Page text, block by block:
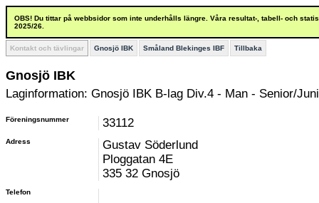
OBS! Du tittar på webbsidor som inte underhålls längre. Våra resultat-, tabell- och
2025/26.
Kontakt och tävlingar Gnosjö IBK Småland Blekinges IBF Tillbaka
Gnosjö IBK
Laginformation: Gnosjö IBK B-lag Div.4 - Man - Senior/
Föreningsnummer 33112
Adress
Gustav Söderlund
Ploggatan 4E
335 32 Gnosjö
Telefon